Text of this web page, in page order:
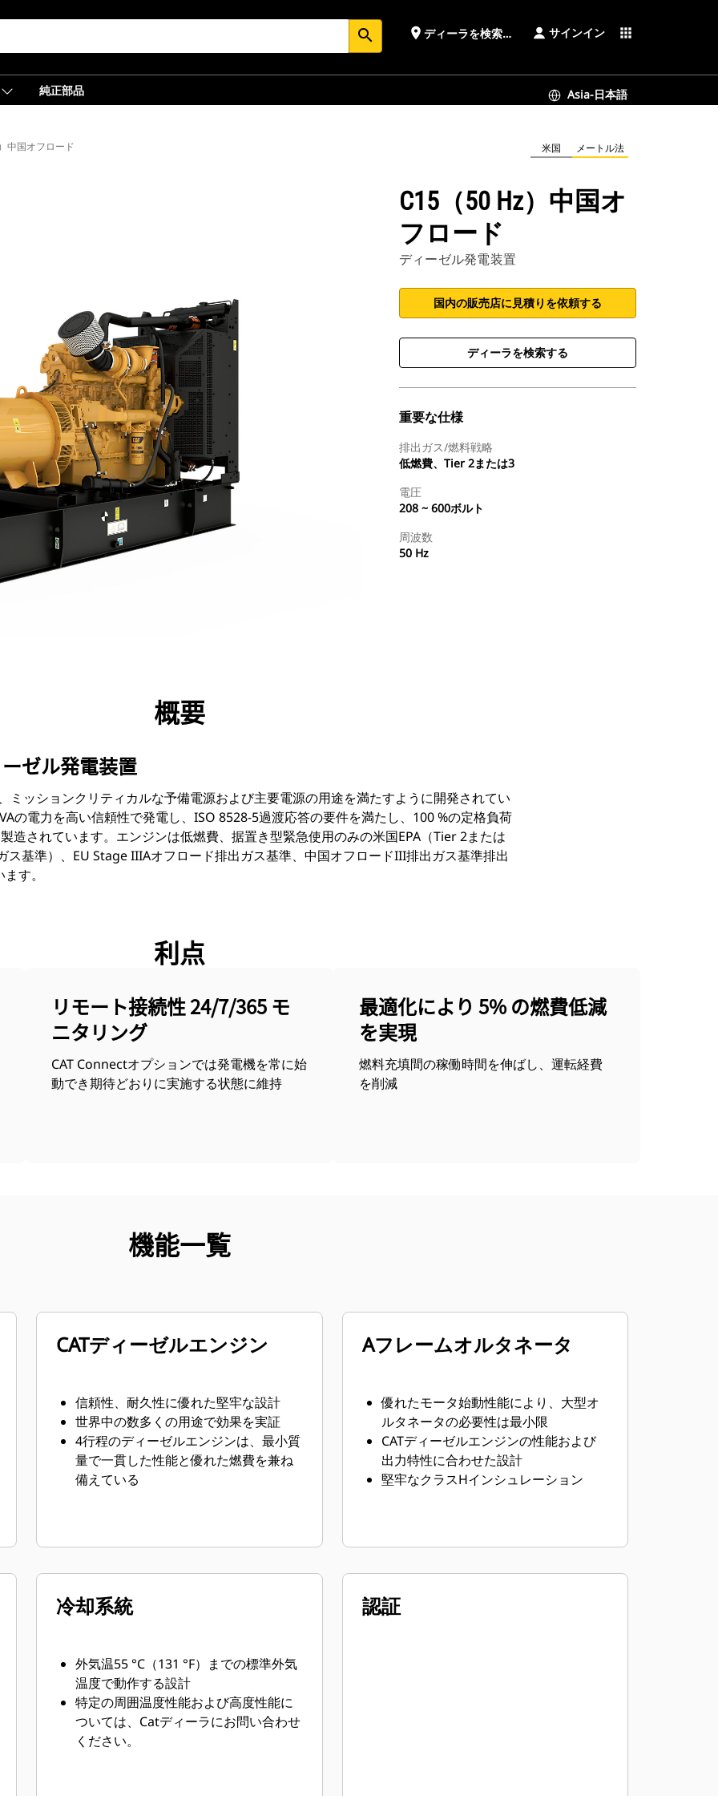
search place ディーラを検索する サインイン apps
純正部品 Asia-日本語
中国オフロード 米国 メートル法
C15（50 Hz）中国オ
フロード
ディーゼル発電装置
国内の販売店に見積りを依頼する
ディーラを検索する
重要な仕様
排出ガス/燃料戦略
低燃費、Tier 2または3
電圧
208 ~ 600ボルト
周波数
50 Hz
ツアー
概要
ゼル発電装置
ミッションクリティカルな予備電源および主要電源の用途を満たすように開発されてい
の電力を高い信頼性で発電し、ISO 8528-5過渡応答の要件を満たし、100 %の定格負荷
造されています。エンジンは低燃費、据置き型緊急使用のみの米国EPA（Tier 2または
ス基準）、EU Stage IIIAオフロード排出ガス基準、中国オフロードIII排出ガス基準排出
す。
利点
リモート接続性 24/7/365 モ
ニタリング
CAT Connectオプションでは発電機を常に始
動でき期待どおりに実施する状態に維持
最適化により 5% の燃費低減
を実現
燃料充填間の稼働時間を伸ばし、運転経費
を削減
機能一覧
CATディーゼルエンジン
信頼性、耐久性に優れた堅牢な設計
世界中の数多くの用途で効果を実証
4行程のディーゼルエンジンは、最小質
量で一貫した性能と優れた燃費を兼ね
備えている
Aフレームオルタネータ
優れたモータ始動性能により、大型オ
ルタネータの必要性は最小限
CATディーゼルエンジンの性能および
出力特性に合わせた設計
堅牢なクラスHインシュレーション
冷却系統
外気温55 °C（131 °F）までの標準外気
温度で動作する設計
特定の周囲温度性能および高度性能に
ついては、Catディーラにお問い合わせ
ください。
認証